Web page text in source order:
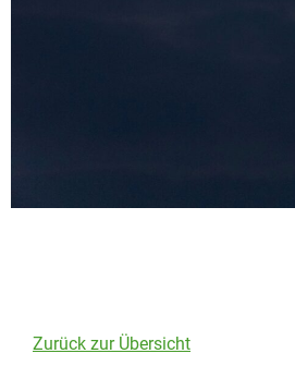
Zurück zur Übersicht